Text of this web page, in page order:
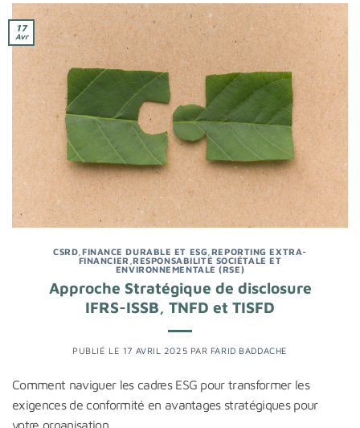
17
Avr
CSRD FINANCE DURABLE ET ESG REPORTING EXTRA-
FINANCIER ,RESPONSABILITÉ SOCIÉTALE ET
ENVIRONNEMENTALE (RSE)
Approche Stratégique de disclosure
IFRS-ISSB, TNFD et TISFD
PUBLIÉ LE 17 AVRIL 2025 PAR FARID BADDACHE
Comment naviguer les cadres ESG pour transformer les
exigences de conformité en avantages stratégiques pour
votre organisation